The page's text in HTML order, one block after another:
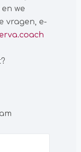
we
vragen, e-